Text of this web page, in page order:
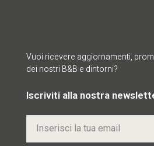
Vuoi ricevere aggiornamenti,
dei nostri B&B e dintorni?
Iscriviti alla nostra